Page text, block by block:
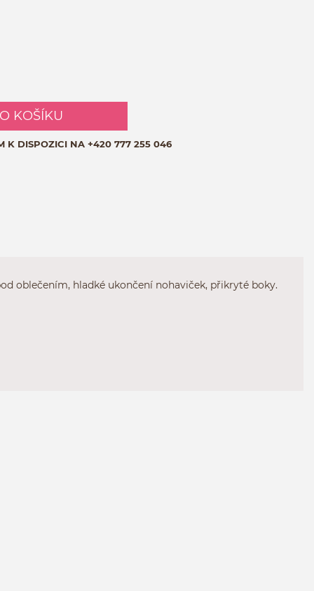
KOŠÍKU
K DISPOZICI NA +420 777 255 046
oblečením, hladké ukončení nohaviček, přikryté boky.